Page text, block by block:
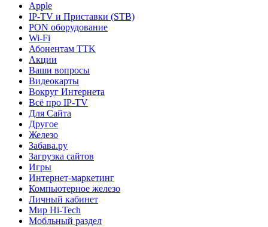
Apple
IP-TV и Приставки (STB)
PON оборудование
Wi-Fi
Абонентам TTK
Акции
Ваши вопросы
Видеокарты
Вокруг Интернета
Всё про IP-TV
Для Сайта
Другое
Железо
Забава.ру
Загрузка сайтов
Игры
Интернет-маркетинг
Компьютерное железо
Личный кабинет
Мир Hi-Tech
Мобльный раздел